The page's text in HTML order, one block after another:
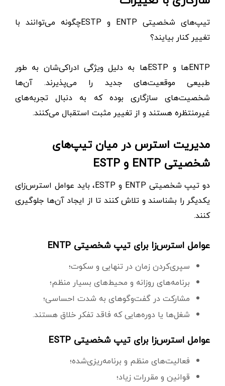
تیپ‌های شخصیتی ENTP و ESTPچگونه می‌توانند با
تغییر کنار بیایند؟
ENTPها و ESTPها به دلیل ویژگی ادراکی‌شان به طور
طبیعی موقعیت‌های جدید را می‌پذیرند. آن‌ها
شخصیت‌های سازگاری بوده که به دنبال تجربه‌های
غیرمنتظره هستند و از تغییر مثبت استقبال می‌کنند.
مدیریت استرس در میان تیپ‌های
شخصیتی ENTP و ESTP
دو تیپ شخصیتی ENTP و ESTP، باید عوامل استرس‌زای
یکدیگر را بشناسند و تلاش کنند تا از ایجاد آن‌ها جلوگیری
کنند.
عوامل استرس‌زا برای تیپ شخصیتی ENTP
سپری‌کردن زمان در تنهایی و سکوت؛
برنامه‌های روزانه و محیط‌های بسیار منظم؛
مشارکت در گفت‌وگوهای به شدت احساسی؛
شغل‌ها یا دوره‌هایی که فاقد تفکر خلاق هستند.
عوامل استرس‌زا برای تیپ شخصیتی ESTP
فعالیت‌های منظم و برنامه‌ریزی‌شده؛
قوانین و مقررات زیاد؛